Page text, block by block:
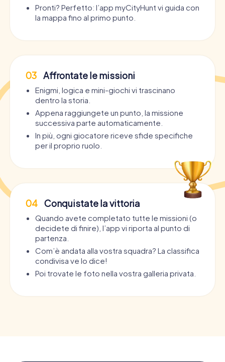
Pronti? Perfetto: l’app myCityHunt vi guida con
la mappa fino al primo punto.
03 Affrontate le missioni
Enigmi, logica e mini-giochi vi trascinano
dentro la storia.
Appena raggiungete un punto, la missione
successiva parte automaticamente.
In più, ogni giocatore riceve sfide specifiche
per il proprio ruolo.
04 Conquistate la vittoria
Quando avete completato tutte le missioni (o
decidete di finire), l’app vi riporta al punto di
partenza.
Com’è andata alla vostra squadra? La classifica
condivisa ve lo dice!
Poi trovate le foto nella vostra galleria privata.